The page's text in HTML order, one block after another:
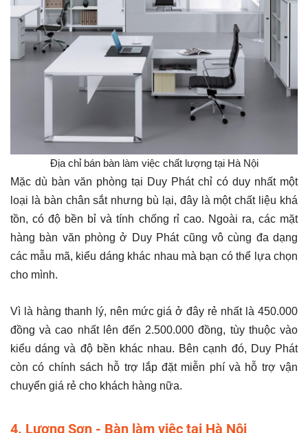
Địa chỉ bán bàn làm việc chất lượng tại Hà Nội
Mặc dù bàn văn phòng tại Duy Phát chỉ có duy nhất một
loại là bàn chân sắt nhưng bù lại, đây là một chất liệu khá
tồn, có độ bền bỉ và tính chống rỉ cao. Ngoài ra, các mặt
hàng bàn văn phòng ở Duy Phát cũng vô cùng đa dạng
các mẫu mã, kiểu dáng khác nhau mà bạn có thể lựa chọn
cho mình.
Vì là hàng thanh lý, nên mức giá ở đây rẻ nhất là 450.000
đồng và cao nhất lên đến 2.500.000 đồng, tùy thuộc vào
kiểu dáng và độ bền khác nhau. Bên cạnh đó, Duy Phát
còn có chính sách hỗ trợ lắp đặt miễn phí và hỗ trợ vận
chuyển giá rẻ cho khách hàng nữa.
4. Lương Sơn - Bàn làm việc tại Hà Nội